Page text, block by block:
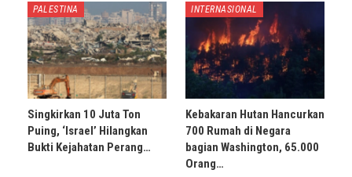
PALESTINA
Singkirkan 10 Juta Ton
Puing, ‘Israel’ Hilangkan
Bukti Kejahatan Perang…
INTERNASIONAL
Kebakaran Hutan Hancurkan
700 Rumah di Negara
bagian Washington, 65.000
Orang…